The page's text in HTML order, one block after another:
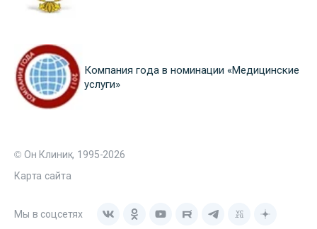
Компания года в номинации «Медицинские
услуги»
© Он Клиник, 1995-2026
Карта сайта
Мы в соцсетях